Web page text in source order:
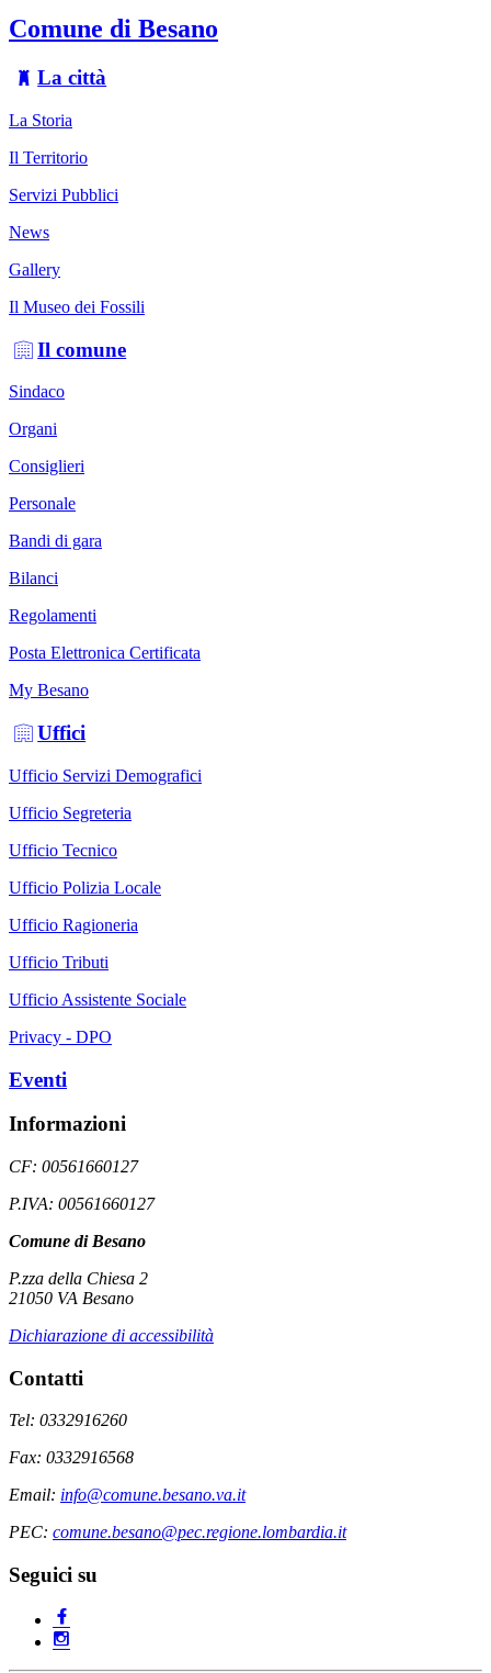
Comune di Besano
La città
La Storia
Il Territorio
Servizi Pubblici
News
Gallery
Il Museo dei Fossili
Il comune
Sindaco
Organi
Consiglieri
Personale
Bandi di gara
Bilanci
Regolamenti
Posta Elettronica Certificata
My Besano
Uffici
Ufficio Servizi Demografici
Ufficio Segreteria
Ufficio Tecnico
Ufficio Polizia Locale
Ufficio Ragioneria
Ufficio Tributi
Ufficio Assistente Sociale
Privacy - DPO
Eventi
Informazioni
CF: 00561660127
P.IVA: 00561660127
Comune di Besano
P.zza della Chiesa 2
21050 VA Besano
Dichiarazione di accessibilità
Contatti
Tel: 0332916260
Fax: 0332916568
Email: info@comune.besano.va.it
PEC: comune.besano@pec.regione.lombardia.it
Seguici su